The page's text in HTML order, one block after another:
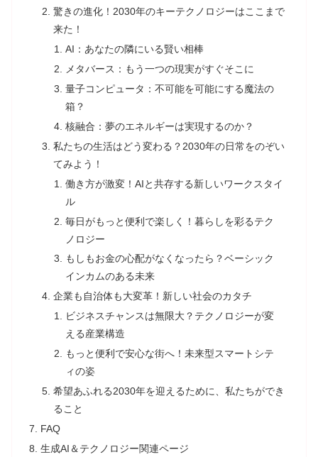
驚きの進化！2030年のキーテクノロジーはここまで
来た！
AI：あなたの隣にいる賢い相棒
メタバース：もう一つの現実がすぐそこに
量子コンピュータ：不可能を可能にする魔法の
箱？
核融合：夢のエネルギーは実現するのか？
私たちの生活はどう変わる？2030年の日常をのぞい
てみよう！
働き方が激変！AIと共存する新しいワークスタイ
ル
毎日がもっと便利で楽しく！暮らしを彩るテク
ノロジー
もしもお金の心配がなくなったら？ベーシック
インカムのある未来
企業も自治体も大変革！新しい社会のカタチ
ビジネスチャンスは無限大？テクノロジーが変
える産業構造
もっと便利で安心な街へ！未来型スマートシテ
ィの姿
希望あふれる2030年を迎えるために、私たちができ
ること
FAQ
生成AI＆テクノロジー関連ページ